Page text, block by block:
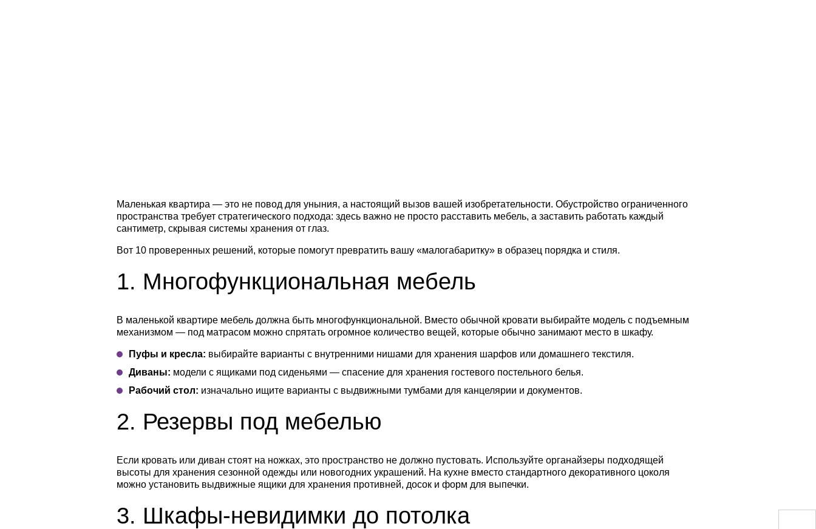
Маленькая квартира — это не повод для уныния, а настоящий вызов вашей изобретательности. Обустройство ограниченного
пространства требует стратегического подхода: здесь важно не просто расставить мебель, а заставить работать каждый
сантиметр, скрывая системы хранения от глаз.
Вот 10 проверенных решений, которые помогут превратить вашу «малогабаритку» в образец порядка и стиля.
1. Многофункциональная мебель
В маленькой квартире мебель должна быть многофункциональной. Вместо обычной кровати выбирайте модель с подъемным
механизмом — под матрасом можно спрятать огромное количество вещей, которые обычно занимают место в шкафу.
Пуфы и кресла: выбирайте варианты с внутренними нишами для хранения шарфов или домашнего текстиля.
Диваны: модели с ящиками под сиденьями — спасение для хранения гостевого постельного белья.
Рабочий стол: изначально ищите варианты с выдвижными тумбами для канцелярии и документов.
2. Резервы под мебелью
Если кровать или диван стоят на ножках, это пространство не должно пустовать. Используйте органайзеры подходящей
высоты для хранения сезонной одежды или новогодних украшений. На кухне вместо стандартного декоративного цоколя
можно установить выдвижные ящики для хранения противней, досок и форм для выпечки.
3. Шкафы-невидимки до потолка